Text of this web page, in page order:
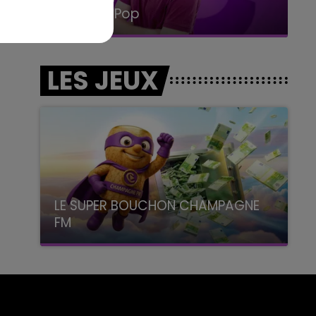
Le Club Champagne FM
LES JEUX
LE SUPER BOUCHON CHAMPAGNE
FM
avec La Famille Champagne FM, à 8H10